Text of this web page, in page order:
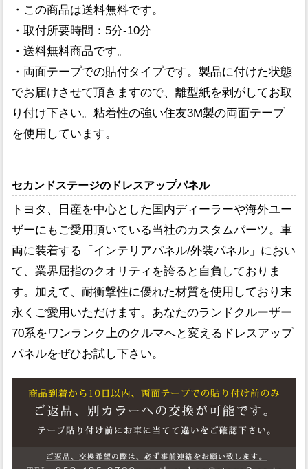
・この商品は送料無料です。
・取付所要時間：5分-10分
・送料無料商品です。
・両面テープでの貼付タイプです。製品に付けた状態
でお届けさせて頂きますので、離型紙を剥がしてお取
り付け下さい。粘着性の強い住友3M製の両面テープ
を使用しています。
セカンドステージのドレスアップパネル
トヨタ、日産を中心とした国内ディーラーや海外ユー
ザーにもご愛用頂いている当社のカスタムパーツ。車
両に装着する「インテリアパネル/外装パネル」におい
て、業界屈指のクオリティを誇ると自負しておりま
す。加えて、耐衝撃性に優れた材質を使用しており末
永くご愛用いただけます。あなたのランドクルーザー
70系をワンランク上のクルマへと変えるドレスアップ
パネルをぜひお試し下さい。